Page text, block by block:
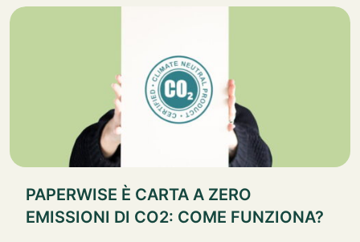
PAPERWISE È CARTA A ZERO
EMISSIONI DI CO2: COME FUNZIONA?